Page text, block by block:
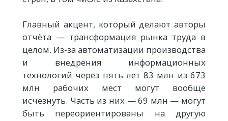
Главный акцент, который делают авторы
отчёта — трансформация рынка труда в
целом. Из-за автоматизации производства
и внедрения информационных
технологий через пять лет 83 млн из 673
млн рабочих мест могут вообще
исчезнуть. Часть из них — 69 млн — могут
быть переориентированы на другую